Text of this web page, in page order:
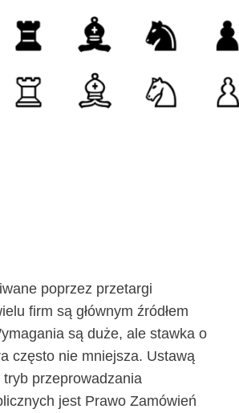
poprzez przetargi
firm są głównym źródłem
są duże, ale stawka o
często nie mniejsza. Ustawą
tryb przeprowadzania
jest Prawo Zamówień